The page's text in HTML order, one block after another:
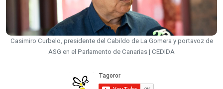
Casimiro Curbelo, presidente del Cabildo de La Gomera y portavoz de
ASG en el Parlamento de Canarias | CEDIDA